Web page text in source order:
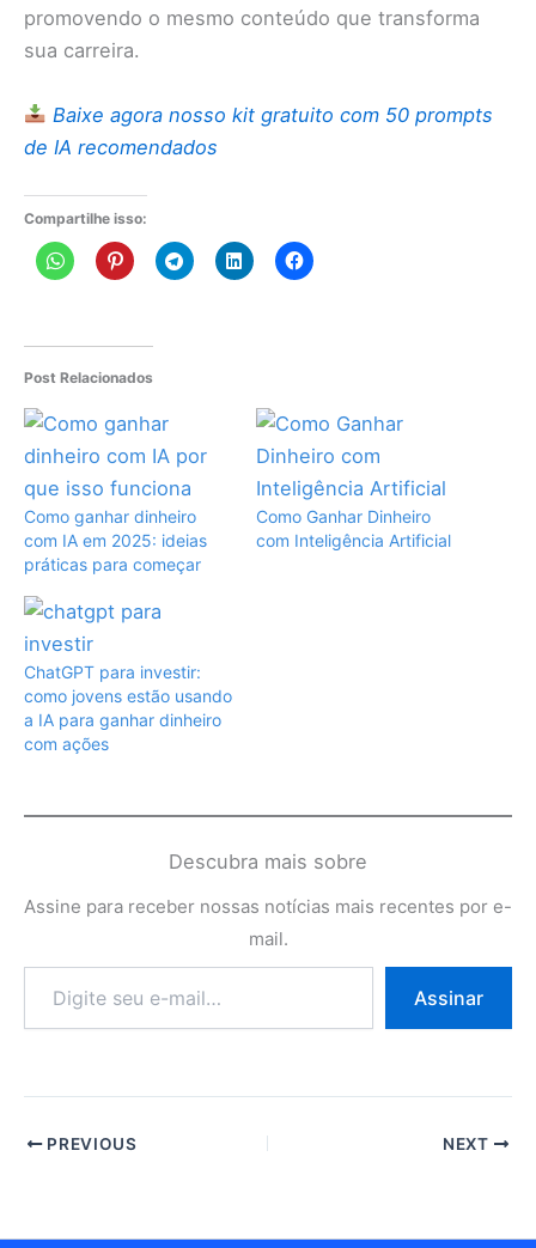
promovendo o mesmo conteúdo que transforma
sua carreira.
Baixe agora nosso kit gratuito com 50 prompts
de IA recomendados
Compartilhe isso:
Post Relacionados
Como ganhar dinheiro
com IA em 2025: ideias
práticas para começar
Como Ganhar Dinheiro
com Inteligência Artificial
ChatGPT para investir:
como jovens estão usando
a IA para ganhar dinheiro
com ações
Descubra mais sobre
Assine para receber nossas notícias mais recentes por e-
mail.
e-
Assinar
PREVIOUS NEXT